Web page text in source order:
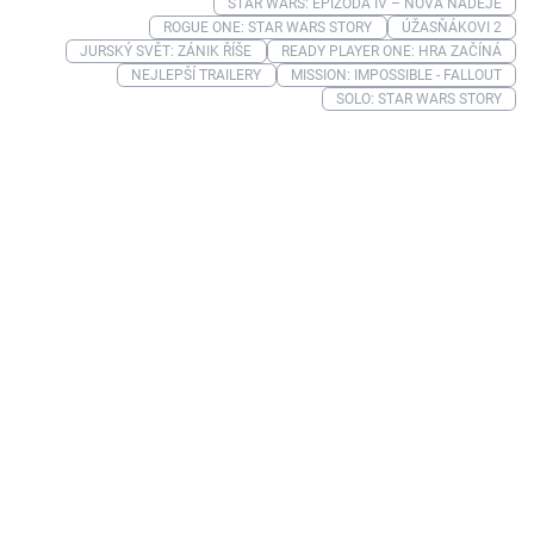
STAR WARS: EPIZODA IV – NOVÁ NADĚJE
ROGUE ONE: STAR WARS STORY
ÚŽASŇÁKOVI 2
JURSKÝ SVĚT: ZÁNIK ŘÍŠE
READY PLAYER ONE: HRA ZAČÍNÁ
NEJLEPŠÍ TRAILERY
MISSION: IMPOSSIBLE - FALLOUT
SOLO: STAR WARS STORY